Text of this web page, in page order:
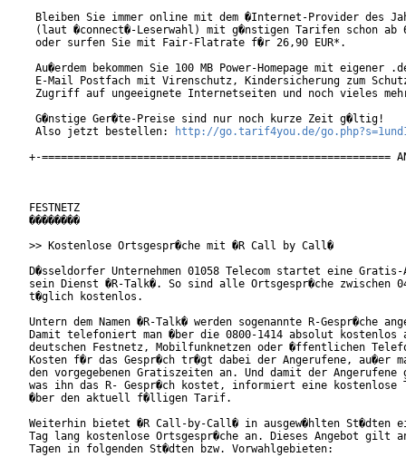
Bleiben Sie immer online mit dem �Internet-Provider des
(laut �connect�-Leserwahl) mit g�nstigen Tarifen schon ab
oder surfen Sie mit Fair-Flatrate f�r 26,90 EUR*.
Au�erdem bekommen Sie 100 MB Power-Homepage mit eigener
E-Mail Postfach mit Virenschutz, Kindersicherung zum
Zugriff auf ungeeignete Internetseiten und noch vieles
G�nstige Ger�te-Preise sind nur noch kurze Zeit g�ltig!
Also jetzt bestellen:
http://go.tarif4you.de/
+-=======================================================
FESTNETZ
��������
>> Kostenlose Ortsgespr�che mit �R Call by Call�
D�sseldorfer Unternehmen 01058 Telecom startet eine
sein Dienst �R-Talk�. So sind alle Ortsgespr�che zwischen
t�glich kostenlos.
Untern dem Namen �R-Talk� werden sogenannte R-Gespr�che
Damit telefoniert man �ber die 0800-1414 absolut kostenlos
deutschen Festnetz, Mobilfunknetzen oder �ffentlichen
Kosten f�r das Gespr�ch tr�gt dabei der Angerufene, au�er
den vorgegebenen Gratiszeiten an. Und damit der Angerufene
was ihn das R- Gespr�ch kostet, informiert eine kostenlose
�ber den aktuell f�lligen Tarif.
Weiterhin bietet �R Call-by-Call� in ausgew�hlten St�dten
Tag lang kostenlose Ortsgespr�che an. Dieses Angebot gilt
Tagen in folgenden St�dten bzw. Vorwahlgebieten: